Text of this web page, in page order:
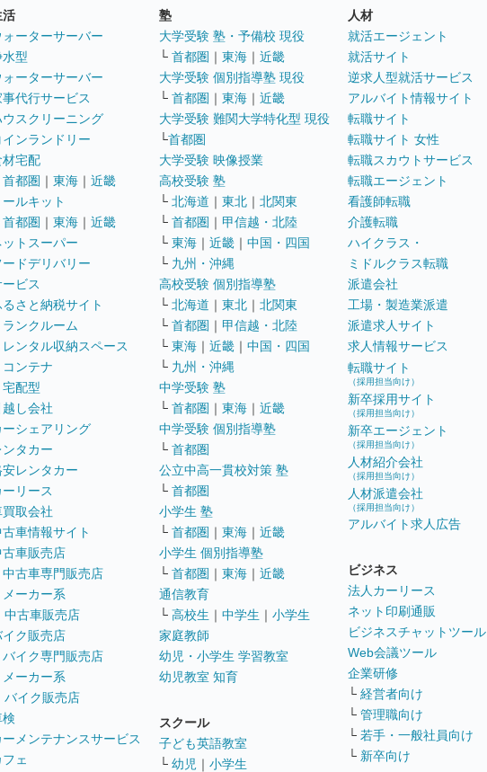
活
ォーターサーバー
水型
ォーターサーバー
事代行サービス
ウスクリーニング
インランドリー
材宅配
首都圏 ｜ 東海 ｜ 近畿
ールキット
首都圏 ｜ 東海 ｜ 近畿
ットスーパー
ードデリバリー
ビス
るさと納税サイト
ランクルーム
レンタル収納スペース
コンテナ
宅配型
越し会社
ーシェアリング
ンタカー
安レンタカー
ーリース
買取会社
古車情報サイト
古車販売店
中古車専門販売店
メーカー系
古車販売店
イク販売店
バイク専門販売店
メーカー系
イク販売店
ーメンテナンスサービス
フェ
塾
大学受験 塾・予備校 現役
└ 首都圏 ｜ 東海 ｜ 近畿
大学受験 個別指導塾 現役
└ 首都圏 ｜ 東海 ｜ 近畿
大学受験 難関大学特化型 現役
└首都圏
大学受験 映像授業
高校受験 塾
└ 北海道 ｜ 東北 ｜ 北関東
└ 首都圏 ｜ 甲信越・北陸
└ 東海 ｜ 近畿 ｜ 中国・四国
└ 九州・沖縄
高校受験 個別指導塾
└ 北海道 ｜ 東北 ｜ 北関東
└ 首都圏 ｜ 甲信越・北陸
└ 東海 ｜ 近畿 ｜ 中国・四国
└ 九州・沖縄
中学受験 塾
└ 首都圏 ｜ 東海 ｜ 近畿
中学受験 個別指導塾
└ 首都圏
公立中高一貫校対策 塾
└ 首都圏
小学生 塾
└ 首都圏 ｜ 東海 ｜ 近畿
小学生 個別指導塾
└ 首都圏 ｜ 東海 ｜ 近畿
通信教育
└ 高校生 ｜ 中学生 ｜ 小学生
家庭教師
幼児・小学生 学習教室
幼児教室 知育
スクール
子ども英語教室
└ 幼児 ｜ 小学生
人材
就活エージェント
就活サイト
逆求人型就活サービス
アルバイト情報サイト
転職サイト
転職サイト 女性
転職スカウトサービス
転職エージェント
看護師転職
介護転職
ハイクラス・
ミドルクラス転職
派遣会社
工場・製造業派遣
派遣求人サイト
求人情報サービス
転職サイト
（採用担当向け）
新卒採用サイト
（採用担当向け）
新卒エージェント
（採用担当向け）
人材紹介会社
（採用担当向け）
人材派遣会社
（採用担当向け）
アルバイト求人広告
ビジネス
法人カーリース
ネット印刷通販
ビジネスチャットツール
Web会議ツール
企業研修
└ 経営者向け
└ 管理職向け
└ 若手・一般社員向け
└ 新卒向け